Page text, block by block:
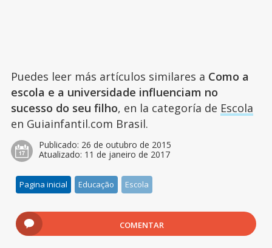
Puedes leer más artículos similares a Como a
escola e a universidade influenciam no
sucesso do seu filho, en la categoría de Escola
en Guiainfantil.com Brasil.
Publicado: 26 de outubro de 2015
Atualizado: 11 de janeiro de 2017
Pagina inicial Educação Escola
COMENTAR